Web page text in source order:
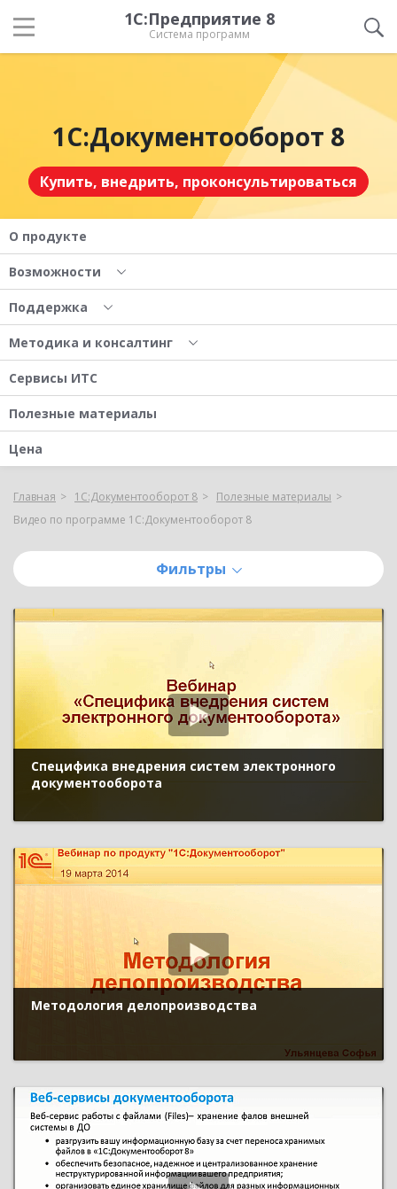
1С:Предприятие 8
Система программ
1С:Документооборот 8
Купить, внедрить, проконсультироваться
О продукте
Возможности
Поддержка
Методика и консалтинг
Сервисы ИТС
Полезные материалы
Цена
Главная 1С:Документооборот 8
Полезные материалы
Видео по программе 1С:Документооборот 8
Фильтры
Специфика внедрения систем электронного
документооборота
Методология делопроизводства